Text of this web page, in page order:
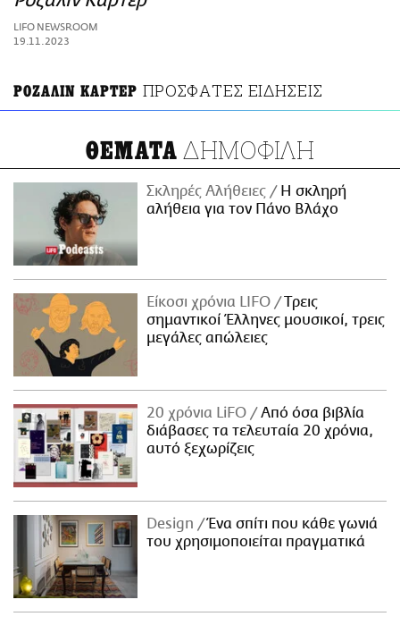
ΑΜΠΑ
PRINT
LIFO NEWSROOM
19.11.2023
ΡΟΖΑΛΙΝ ΚΑΡΤΕΡ ΠΡΟΣΦΑΤΕΣ ΕΙΔΗΣΕΙΣ
ΘΕΜΑΤΑ ΔΗΜΟΦΙΛΗ
Σκληρές Αλήθειες
H σκληρή
αλήθεια για τον Πάνο Βλάχο
Είκοσι χρόνια LIFO
Tρεις
σημαντικοί Έλληνες μουσικοί, τρεις
μεγάλες απώλειες
20 χρόνια LiFO
Από όσα βιβλία
διάβασες τα τελευταία 20 χρόνια,
αυτό ξεχωρίζεις
Design
Ένα σπίτι που κάθε γωνιά
του χρησιμοποιείται πραγματικά